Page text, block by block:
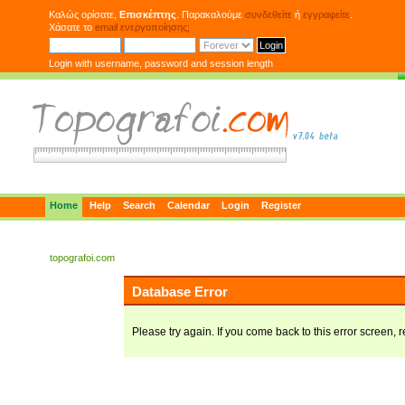
Καλώς ορίσατε, Επισκέπτης . Παρακαλούμε συνδεθείτε ή εγγραφείτε
Χάσατε το email ενεργοποίησης;
Login with username, password and session length
Home Help Search Calendar Login Register
topografoi.com
Database Error
Please try again. If you come back to this error screen,